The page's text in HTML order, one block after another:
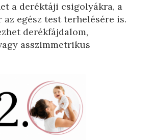
a deréktáji csigolyákra, a
az egész test terhelésére is.
derékfájdalom,
asszimmetrikus